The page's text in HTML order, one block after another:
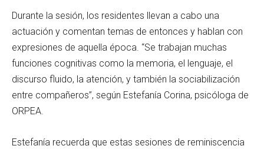
Durante la sesión, los residentes llevan a cabo una
actuación y comentan temas de entonces y hablan con
expresiones de aquella época. “Se trabajan muchas
funciones cognitivas como la memoria, el lenguaje, el
discurso fluido, la atención, y también la sociabilización
entre compañeros”, según Estefanía Corina, psicóloga de
ORPEA.
Estefanía recuerda que estas sesiones de reminiscencia